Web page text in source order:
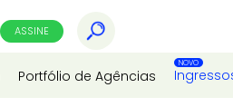
ASSINE
Portfólio de Agências